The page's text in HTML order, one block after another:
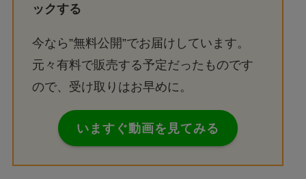
ックする
今なら”無料公開”でお届けしています。
元々有料で販売する予定だったものです
ので、受け取りはお早めに。
いますぐ動画を見てみる